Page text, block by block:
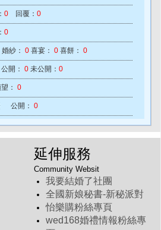
0 回覆： 0
0
婚紗： 0 喜宴： 0 喜餅： 0
公開： 0 未公開： 0
： 0
公開： 0
延伸服務
Community Websit
我要結婚了社團
全國新娘秘書-新秘派對
怡樂購粉絲專頁
wed168婚禮情報粉絲專